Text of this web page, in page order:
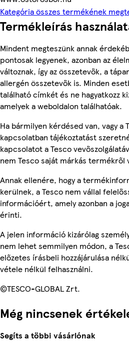
Kategória összes termékének
Termékleírás
Mindent megteszünk annak
pontosak legyenek, azonban az
változnak, így az összetevők, a
allergén összetevők is. Minden
található címkét és ne hagyatkozz
amelyek a weboldalon találhatóak.
Ha bármilyen kérdésed van, vagy
kapcsolatban tájékoztatást
kapcsolatot a Tesco
nem Tesco saját márkás termékről
Annak ellenére, hogy a
kerülnek, a Tesco nem vállal
információért, amely azonban a
érinti.
A jelen információ kizárólag
nem lehet semmilyen módon, a
előzetes írásbeli hozzájárulása
vétele nélkül felhasználni.
©TESCO-GLOBAL Zrt.
Még nincsenek
Segíts a többi vásárlónak